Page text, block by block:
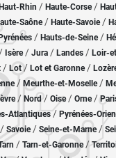
Haut-Rhin / Haute-Corse/
Saône/ Haute-Savoie/
/ Hauts-de-Seine/
Isère/ Jura / Landes / Loir-
/ Lot/ Lot et Garonne/
/ Meurthe-et-Moselle/
/ Nord/ Oise / Orne/
Atlantiques / Pyrénées-
Savoie/ Seine-et-Marne/
/ Tarn-et-Garonne/